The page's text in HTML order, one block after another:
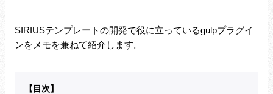
SIRIUSテンプレートの開発で役に立っているgulpプラグイ
ンをメモを兼ねて紹介します。